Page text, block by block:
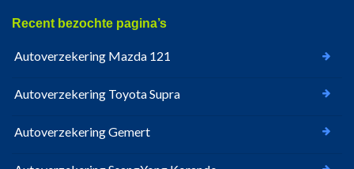
Recent bezochte pagina’s
Autoverzekering Mazda 121
Autoverzekering Toyota Supra
Autoverzekering Gemert